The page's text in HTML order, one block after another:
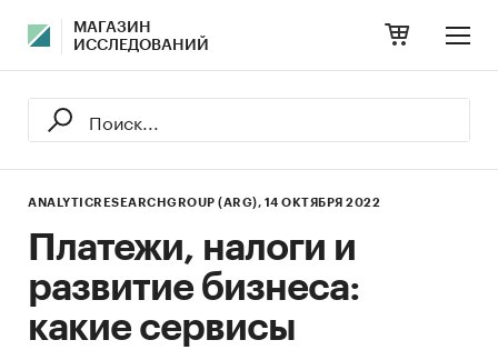
МАГАЗИН
ИССЛЕДОВАНИЙ
ANALYTICRESEARCHGROUP (ARG), 14 ОКТЯБРЯ 2022
Платежи, налоги и
развитие бизнеса:
какие сервисы